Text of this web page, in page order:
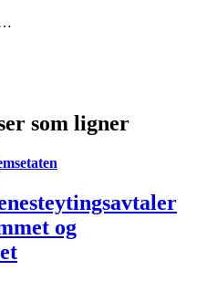
…
som ligner
og